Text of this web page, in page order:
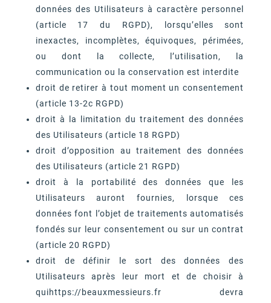
données des Utilisateurs à caractère personnel
(article 17 du RGPD), lorsqu’elles sont
inexactes, incomplètes, équivoques, périmées,
ou dont la collecte, l’utilisation, la
communication ou la conservation est interdite
droit de retirer à tout moment un consentement
(article 13-2c RGPD)
droit à la limitation du traitement des données
des Utilisateurs (article 18 RGPD)
droit d’opposition au traitement des données
des Utilisateurs (article 21 RGPD)
droit à la portabilité des données que les
Utilisateurs auront fournies, lorsque ces
données font l’objet de traitements automatisés
fondés sur leur consentement ou sur un contrat
(article 20 RGPD)
droit de définir le sort des données des
Utilisateurs après leur mort et de choisir à
quihttps://beauxmessieurs.fr devra